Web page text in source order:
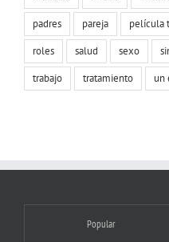
padres
pareja película
roles
salud sexo
trabajo
tratamiento un
Popular